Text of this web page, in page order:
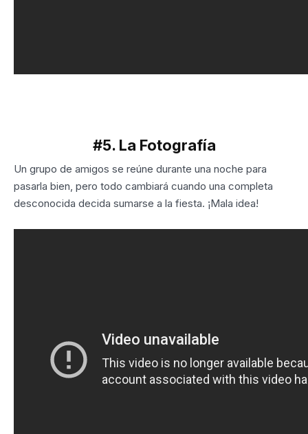
#5. La Fotografía
Un grupo de amigos se reúne durante una noche para
pasarla bien, pero todo cambiará cuando una completa
desconocida decida sumarse a la fiesta. ¡Mala idea!